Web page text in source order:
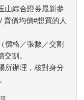
山綜合證券最新參
/ 賣價均價#想買的人
價格／張數／交割
割。
所辦理，核對身分